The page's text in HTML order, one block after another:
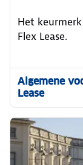
Het
Flex Lease.
Algemene
Lease